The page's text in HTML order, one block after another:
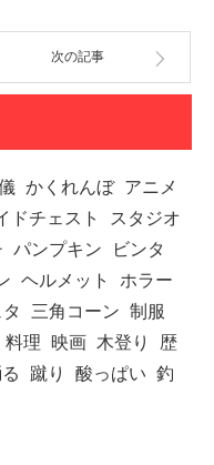
次の記事
かくれんぼ アニメ
ドチェスト
スタジオ
パンプキン
ビンタ
ヘルメット
ホラー
三角コーン 制服
料理 映画 木登り
歴
蹴り 酸っぱい 釣